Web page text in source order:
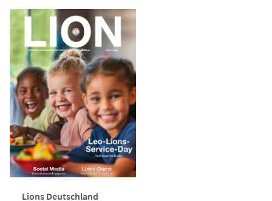
Lions Deutschland